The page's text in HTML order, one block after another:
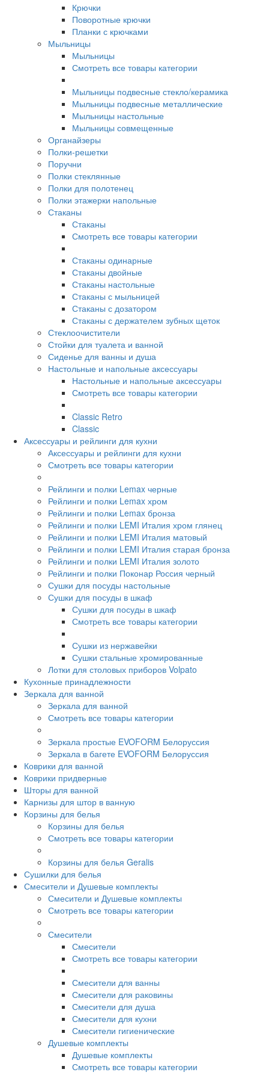
Крючки
Поворотные крючки
Планки с крючками
Мыльницы
Мыльницы
Смотреть все товары категории
Мыльницы подвесные стекло/керамика
Мыльницы подвесные металлические
Мыльницы настольные
Мыльницы совмещенные
Органайзеры
Полки-решетки
Поручни
Полки стеклянные
Полки для полотенец
Полки этажерки напольные
Стаканы
Стаканы
Смотреть все товары категории
Стаканы одинарные
Стаканы двойные
Стаканы настольные
Стаканы с мыльницей
Стаканы с дозатором
Стаканы с держателем зубных щеток
Стеклоочистители
Стойки для туалета и ванной
Сиденье для ванны и душа
Настольные и напольные аксессуары
Настольные и напольные аксессуары
Смотреть все товары категории
Classic Retro
Classic
Аксессуары и рейлинги для кухни
Аксессуары и рейлинги для кухни
Смотреть все товары категории
Рейлинги и полки Lemax черные
Рейлинги и полки Lemax хром
Рейлинги и полки Lemax бронза
Рейлинги и полки LEMI Италия хром глянец
Рейлинги и полки LEMI Италия матовый
Рейлинги и полки LEMI Италия старая бронза
Рейлинги и полки LEMI Италия золото
Рейлинги и полки Поконар Россия черный
Сушки для посуды настольные
Сушки для посуды в шкаф
Сушки для посуды в шкаф
Смотреть все товары категории
Сушки из нержавейки
Сушки стальные хромированные
Лотки для столовых приборов Volpato
Кухонные принадлежности
Зеркала для ванной
Зеркала для ванной
Смотреть все товары категории
Зеркала простые EVOFORM Белоруссия
Зеркала в багете EVOFORM Белоруссия
Коврики для ванной
Коврики придверные
Шторы для ванной
Карнизы для штор в ванную
Корзины для белья
Корзины для белья
Смотреть все товары категории
Корзины для белья Geralis
Сушилки для белья
Смесители и Душевые комплекты
Смесители и Душевые комплекты
Смотреть все товары категории
Смесители
Смесители
Смотреть все товары категории
Смесители для ванны
Смесители для раковины
Смесители для душа
Смесители для кухни
Смесители гигиенические
Душевые комплекты
Душевые комплекты
Смотреть все товары категории